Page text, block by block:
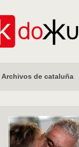
Archivos de cataluña